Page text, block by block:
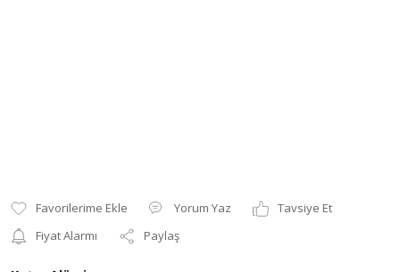
Yorum Yaz
Tavsiye Et
Fiyat Alarmı
Paylaş